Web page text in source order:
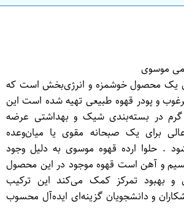
یک محصول خوشمزه و انرژی‌بخش است که
و پودر قهوه طبیعی تهیه شده است این
محصول با وزن 300 گرم در بسته‌بندی شیک و بهداشتی عرضه
برای یک صبحانه مقوی یا میان‌وعده
. حلوا ارده قهوه موسوی به دلیل وجود
و آهن است قهوه موجود در این محصول
و بهبود تمرکز کمک می‌کند این ترکیب
و دانشجویان گزینه‌ای ایده‌آل محسوب